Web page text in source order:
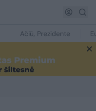
Ačiū, Prezidente